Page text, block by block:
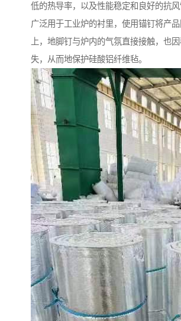
低的热导率，以及性能稳定和良好的抗
广泛用于工业炉的衬里，使用锚钉将产
上，地脚钉与炉内的气氛直接接触，也
失，从而地保护硅酸铝纤维毡。